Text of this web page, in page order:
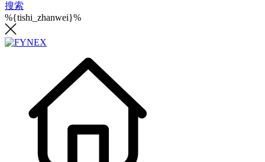
搜索
%{tishi_zhanwei}%